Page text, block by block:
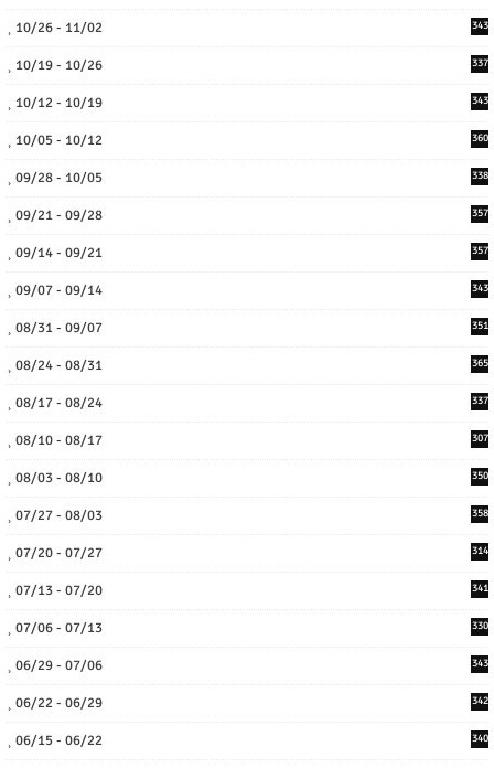
10/26 - 11/02 343
10/19 - 10/26 337
10/12 - 10/19 343
10/05 - 10/12 360
09/28 - 10/05 338
09/21 - 09/28 357
09/14 - 09/21 357
09/07 - 09/14 343
08/31 - 09/07 351
08/24 - 08/31 365
08/17 - 08/24 337
08/10 - 08/17 307
08/03 - 08/10 350
07/27 - 08/03 358
07/20 - 07/27 314
07/13 - 07/20 341
07/06 - 07/13 330
06/29 - 07/06 343
06/22 - 06/29 342
06/15 - 06/22 340